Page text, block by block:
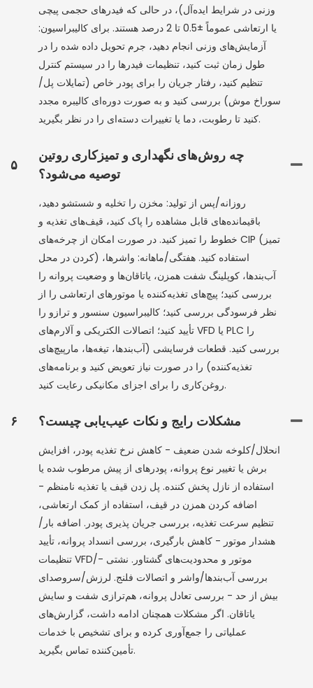
وزنی در شرایط ایده‌آل)، در حالی که فیدرهای حجمی پیچی
یا ارتعاشی عموماً ±0.5 تا 2 درصد هستند. برای کالیبراسیون:
آزمایش‌های وزنی انجام دهید، جرم تحویل داده شده را در
طول زمان ثبت کنید، تنظیمات فیدرها را در سیستم کنترل
تنظیم کنید، رفتار جریان را برای پودر خاص (تمایلات پل/
سوراخ موش) بررسی کنید و به صورت دوره‌ای کالیبره مجدد
کنید تا رطوبت، دما یا تغییرات دسته‌ای را در نظر بگیرید.
۵
چه روش‌های نگهداری و تمیزکاری روتین
توصیه می‌شود؟
روزانه/پس از تولید: مخزن را تخلیه و شستشو دهید،
باقیمانده‌های قابل مشاهده را پاک کنید، قیف‌های تغذیه و
خطوط را تمیز کنید. در صورت امکان از چرخه‌های CIP (تمیز
کردن در محل) استفاده کنید. هفتگی/ماهانه: واشرها،
آب‌بندها، کوپلینگ شفت همزن، یاتاقان‌ها و وضعیت پروانه را
بررسی کنید؛ پیچ‌های تغذیه‌کننده یا موتورهای ارتعاشی را از
نظر فرسودگی بررسی کنید؛ کالیبراسیون سنسور و ترازو را
تأیید کنید؛ اتصالات الکتریکی و آلارم‌های VFD یا PLC را
بررسی کنید. قطعات فرسایشی (آب‌بندها، تیغه‌ها، مارپیچ‌های
تغذیه‌کننده) را در صورت نیاز تعویض کنید و برنامه‌های
روغن‌کاری را برای اجزای مکانیکی رعایت کنید.
۶ مشکلات رایج و نکات عیب‌یابی چیست؟
انحلال/کلوخه شدن ضعیف - کاهش نرخ تغذیه پودر، افزایش
برش یا تغییر نوع پروانه، پودرهای از پیش مرطوب شده یا
استفاده از نازل پخش کننده. پل زدن قیف یا تغذیه نامنظم -
اضافه کردن همزن در قیف، استفاده از کمک ارتعاشی،
تنظیم سرعت تغذیه، بررسی جریان پذیری پودر. اضافه بار/
هشدار موتور - کاهش بارگیری، بررسی انسداد پروانه، تأیید
تنظیمات VFD/موتور و محدودیت‌های گشتاور. نشتی -
بررسی آب‌بندها/واشر و اتصالات فلنج. لرزش/سروصدای
بیش از حد - بررسی تعادل پروانه، هم‌ترازی شفت و سایش
یاتاقان. اگر مشکلات همچنان ادامه داشت، گزارش‌های
عملیاتی را جمع‌آوری کرده و برای تشخیص با خدمات
تأمین‌کننده تماس بگیرید.